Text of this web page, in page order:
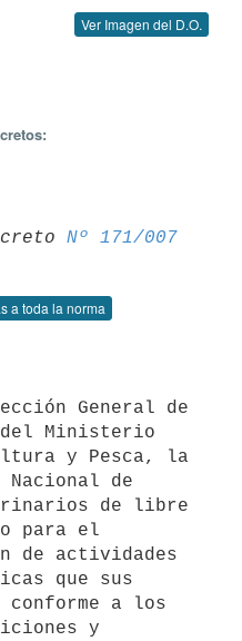
Ver Imagen del D.O.
Nº 171/007
a toda la norma
del Ministerio
y Pesca, la
Nacional de
de libre
para el
de actividades
que sus
a los
y